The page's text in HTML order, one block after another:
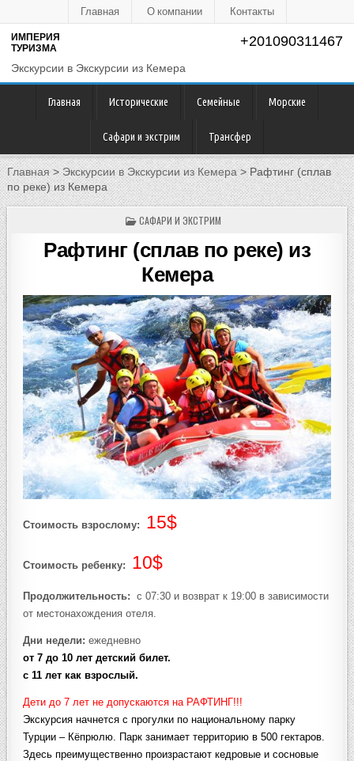
Главная О компании Контакты
ИМПЕРИЯ
ТУРИЗМА
Экскурсии в Экскурсии из Кемера
+201090311467
Главная Исторические Семейные Морские
Сафари и экстрим Трансфер
Главная>Экскурсии в Экскурсии из Кемера>Рафтинг (сплав
по реке) из Кемера
POSTED
САФАРИ И ЭКСТРИМ
Рафтинг (сплав по реке) из
Кемера
Стоимость взрослому: 15$
Стоимость ребенку: 10$
Продолжительность: с 07:30 и возврат к 19:00 в зависимости
от местонахождения отеля.
Дни недели: ежедневно
от 7 до 10 лет детский билет.
с 11 лет как взрослый.
Дети до 7 лет не допускаются на РАФТИНГ!!!
Экскурсия начнется с прогулки по национальному парку
Турции – Кёпрюлю. Парк занимает территорию в 500 гектаров.
Здесь преимущественно произрастают кедровые и сосновые